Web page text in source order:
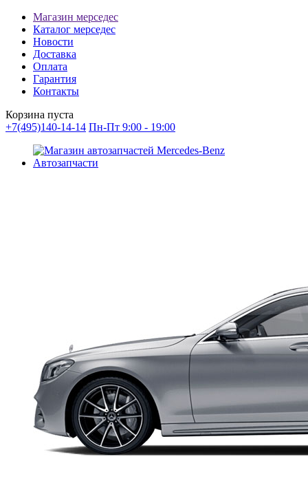
Магазин мерседес
Каталог мерседес
Новости
Доставка
Оплата
Гарантия
Контакты
Корзина пуста
+7(495)140-14-14 Пн-Пт 9:00 - 19:00
Автозапчасти